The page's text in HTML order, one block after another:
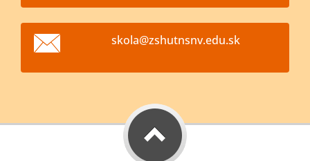
skola@zshutnsnv.edu.sk